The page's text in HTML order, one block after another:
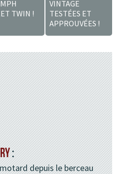
TWIN !
VINTAGE
TESTÉES ET
APPROUVÉES !
:
depuis le berceau